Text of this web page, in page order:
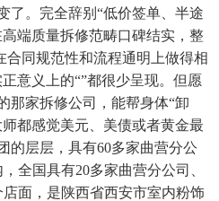
了。完全辞别“低价签单、半途
端质量拆修范畴口碑结实，整
合同规范性和流程通明上做得相
意义上的“”都很少呈现。但愿
那家拆修公司，能帮身体“卸
都感觉美元、美债或者黄金最
的层层，具有60多家曲营分公
全国具有20多家曲营分公司、
面，是陕西省西安市室内粉饰